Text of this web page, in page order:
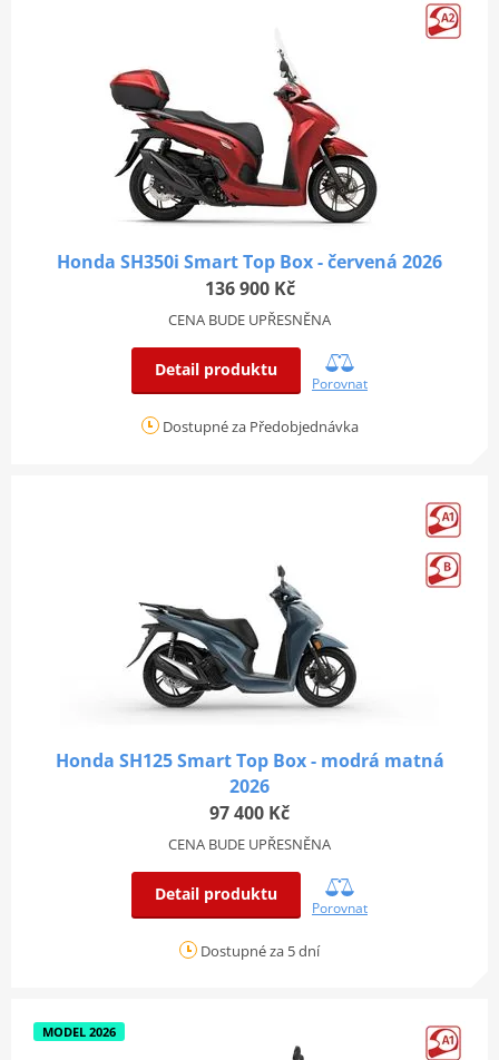
Honda SH350i Smart Top Box - červená 2026
136 900 Kč
CENA BUDE UPŘESNĚNA
Detail produktu
Porovnat
Dostupné za Předobjednávka
Honda SH125 Smart Top Box - modrá matná
2026
97 400 Kč
CENA BUDE UPŘESNĚNA
Detail produktu
Porovnat
Dostupné za 5 dní
MODEL 2026